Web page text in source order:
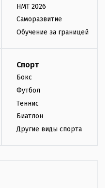
НМТ 2026
Саморазвитие
Обучение за границей
Спорт
Бокс
Футбол
Теннис
Биатлон
Другие виды спорта